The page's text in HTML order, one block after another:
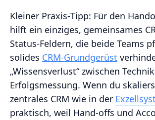
Kleiner Praxis‑Tipp: Für den
hilft ein einziges, gemeinsames
Status‑Feldern, die beide Teams
solides CRM‑Grundgerüst
„Wissensverlust“ zwischen
Erfolgsmessung. Wenn du
zentrales CRM wie in der
praktisch, weil Hand‑offs und